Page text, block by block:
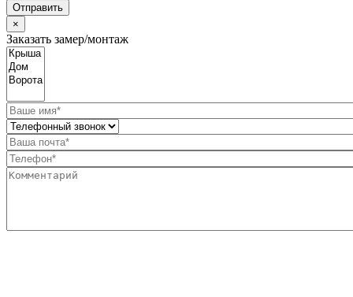
Отправить
×
Заказать замер/монтаж